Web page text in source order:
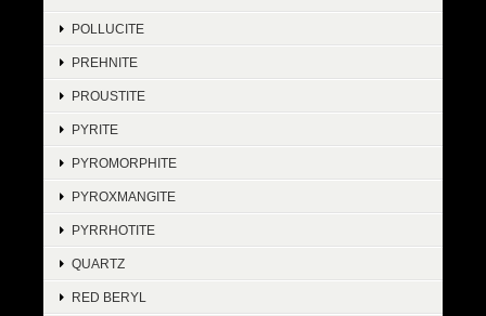
POLLUCITE
PREHNITE
PROUSTITE
PYRITE
PYROMORPHITE
PYROXMANGITE
PYRRHOTITE
QUARTZ
RED BERYL